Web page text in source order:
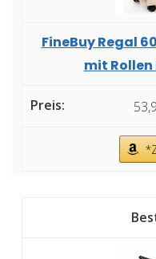
FineBuy Regal
mit Rollen